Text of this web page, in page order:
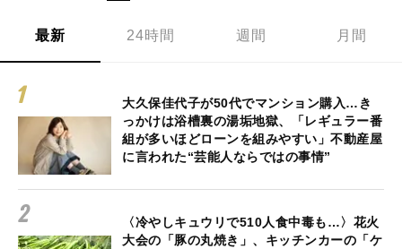
最新 24時間 週間 月間
大久保佳代子が50代でマンション購入…き
っかけは浴槽裏の湯垢地獄、「レギュラー番
組が多いほどローンを組みやすい」不動産屋
に言われた“芸能人ならではの事情”
〈冷やしキュウリで510人食中毒も…〉花火
大会の「豚の丸焼き」、キッチンカーの「ケ